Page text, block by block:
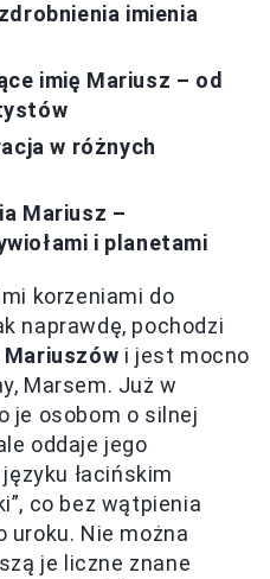
imienia
imię Mariusz – od
w różnych
Mariusz –
i planetami
korzeniami do
naprawdę, pochodzi
Mariuszów i jest mocno
Marsem. Już w
je osobom o silnej
oddaje jego
łacińskim
co bez wątpienia
uroku. Nie można
je liczne znane